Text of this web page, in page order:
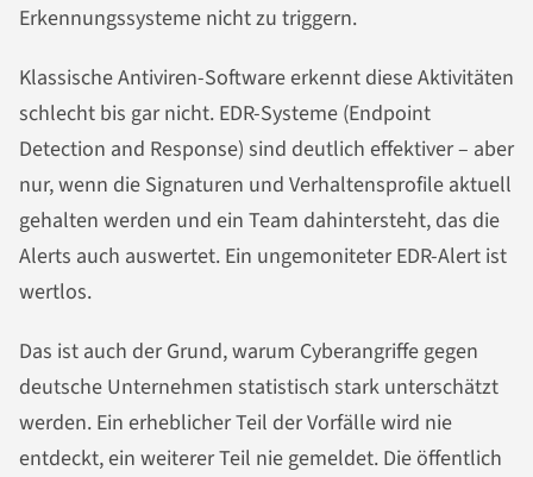
Erkennungssysteme nicht zu triggern.
Klassische Antiviren-Software erkennt diese Aktivitäten
schlecht bis gar nicht. EDR-Systeme (Endpoint
Detection and Response) sind deutlich effektiver – aber
nur, wenn die Signaturen und Verhaltensprofile aktuell
gehalten werden und ein Team dahintersteht, das die
Alerts auch auswertet. Ein ungemoniteter EDR-Alert ist
wertlos.
Das ist auch der Grund, warum Cyberangriffe gegen
deutsche Unternehmen statistisch stark unterschätzt
werden. Ein erheblicher Teil der Vorfälle wird nie
entdeckt, ein weiterer Teil nie gemeldet. Die öffentlich